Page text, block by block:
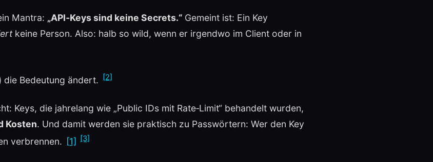
Mantra: „API‑Keys sind keine Secrets.“ Gemeint ist: Ein Key
keine Person. Also: halb so wild, wenn er irgendwo im Client oder in
Bedeutung ändert. [2]
Keys, die jahrelang wie „Public IDs mit Rate‑Limit“ behandelt wurden,
Kosten. Und damit werden sie praktisch zu Passwörtern: Wer den Key
verbrennen. [1] [3]